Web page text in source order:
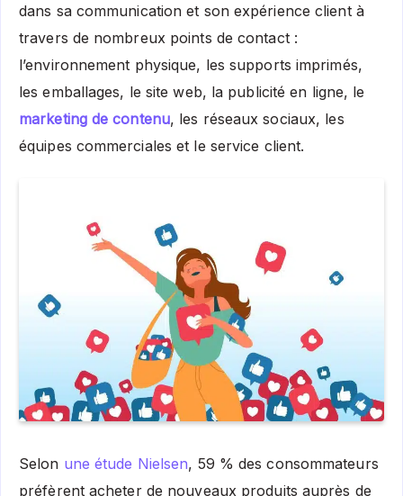
dans sa communication et son expérience client à
travers de nombreux points de contact :
l’environnement physique, les supports imprimés,
les emballages, le site web, la publicité en ligne, le
marketing de contenu, les réseaux sociaux, les
équipes commerciales et le service client.
Selon une étude Nielsen, 59 % des consommateurs
préfèrent acheter de nouveaux produits auprès de